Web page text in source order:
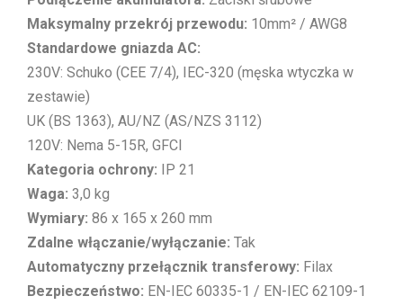
Maksymalny przekrój przewodu: 10mm² / AWG8
Standardowe gniazda AC:
230V: Schuko (CEE 7/4), IEC-320 (męska wtyczka w
zestawie)
UK (BS 1363), AU/NZ (AS/NZS 3112)
120V: Nema 5-15R, GFCI
Kategoria ochrony: IP 21
Waga: 3,0 kg
Wymiary: 86 x 165 x 260 mm
Zdalne włączanie/wyłączanie: Tak
Automatyczny przełącznik transferowy: Filax
Bezpieczeństwo: EN-IEC 60335-1 / EN-IEC 62109-1